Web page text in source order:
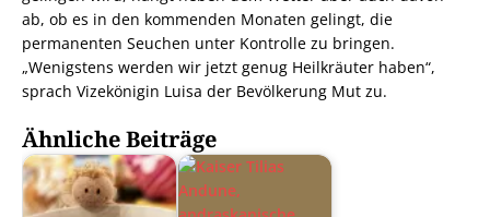
ab, ob es in den kommenden Monaten gelingt, die
permanenten Seuchen unter Kontrolle zu bringen.
„Wenigstens werden wir jetzt genug Heilkräuter haben“,
sprach Vizekönigin Luisa der Bevölkerung Mut zu.
Ähnliche Beiträge